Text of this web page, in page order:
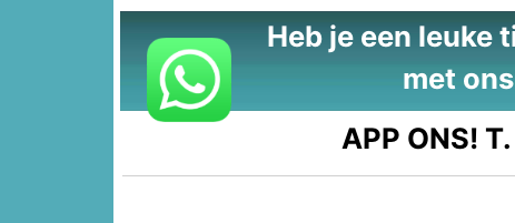
Heb je een leuke
met
APP ONS! T.